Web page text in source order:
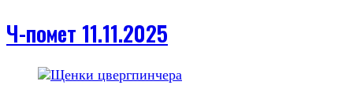
Ч-помет 11.11.2025